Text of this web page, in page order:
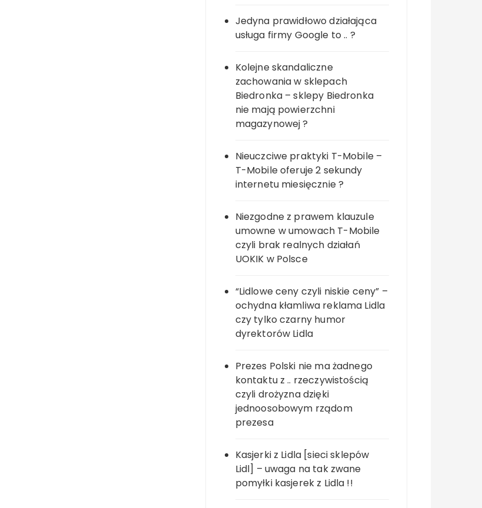
Jedyna prawidłowo działająca
usługa firmy Google to .. ?
Kolejne skandaliczne
zachowania w sklepach
Biedronka – sklepy Biedronka
nie mają powierzchni
magazynowej ?
Nieuczciwe praktyki T-Mobile –
T-Mobile oferuje 2 sekundy
internetu miesięcznie ?
Niezgodne z prawem klauzule
umowne w umowach T-Mobile
czyli brak realnych działań
UOKIK w Polsce
“Lidlowe ceny czyli niskie ceny” –
ochydna kłamliwa reklama Lidla
czy tylko czarny humor
dyrektorów Lidla
Prezes Polski nie ma żadnego
kontaktu z .. rzeczywistością
czyli drożyzna dzięki
jednoosobowym rządom
prezesa
Kasjerki z Lidla [sieci sklepów
Lidl] – uwaga na tak zwane
pomyłki kasjerek z Lidla !!